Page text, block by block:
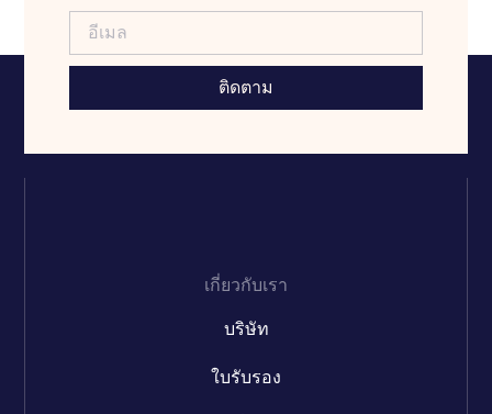
ติดตาม
เกี่ยวกับเรา
บริษัท
ใบรับรอง